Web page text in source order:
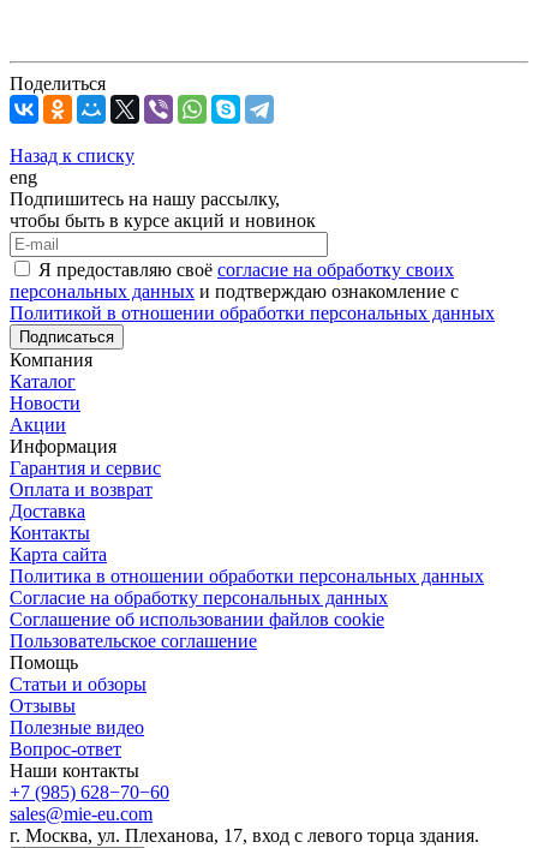
Поделиться
Назад к списку
eng
Подпишитесь на нашу рассылку,
чтобы быть в курсе акций и новинок
Я предоставляю своё согласие на обработку своих
персональных данных и подтверждаю ознакомление с
Политикой в отношении обработки персональных данных
Подписаться
Компания
Каталог
Новости
Акции
Информация
Гарантия и сервис
Оплата и возврат
Доставка
Контакты
Карта сайта
Политика в отношении обработки персональных данных
Cогласие на обработку персональных данных
Cоглашение об использовании файлов cookie
Пользовательское соглашение
Помощь
Статьи и обзоры
Отзывы
Полезные видео
Вопрос-ответ
Наши контакты
+7 (985) 628−70−60
sales@mie-eu.com
г. Москва, ул. Плеханова, 17, вход с левого торца здания.